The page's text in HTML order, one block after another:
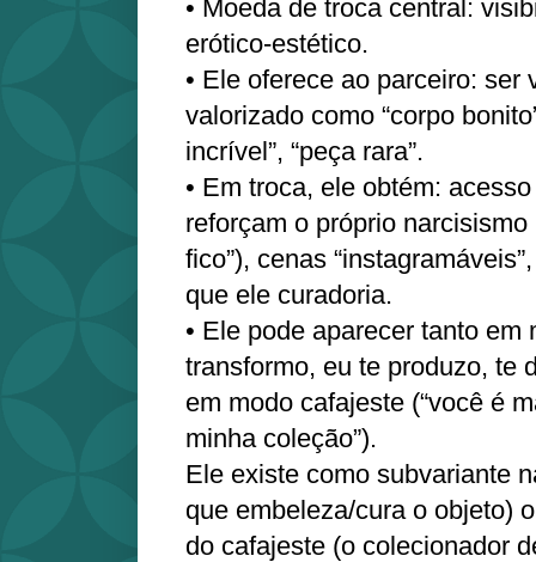
• Moeda de troca central:
erótico-estético.
• Ele oferece ao parceiro: ser
valorizado como “corpo
incrível”, “peça rara”.
• Em troca, ele obtém:
reforçam o próprio narcisismo
fico”), cenas
que ele curadoria.
• Ele pode aparecer tanto em
transformo, eu te produzo, te
em modo cafajeste (“você é
minha coleção”).
Ele existe como subvariante
que embeleza/cura o objeto)
do cafajeste (o colecionador